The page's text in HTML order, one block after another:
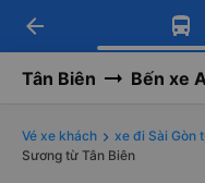
Tải
Nhận ưu
Tải app
-30k/ghế
arrow_back
Tân Biên Bến xe
Vé xe khách xe đi Sài Gòn
Sương từ Tân Biên